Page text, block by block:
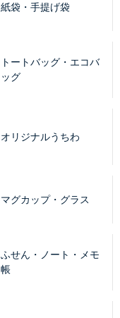
紙袋・手提げ袋
トートバッグ・エコバ
ッグ
オリジナルうちわ
マグカップ・グラス
ふせん・ノート・メモ
帳